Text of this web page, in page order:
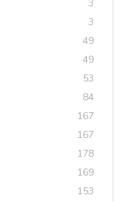
3
3
49toodet
49toodet
53
84toodet
167toodet
167toodet
178toodet
169toodet
153